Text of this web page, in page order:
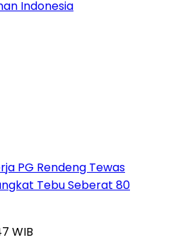
Indonesia
PG Rendeng Tewas
Tebu Seberat 80
WIB